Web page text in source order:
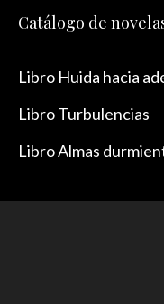
Catálogo de
Libro Huida hacia
Libro Turbulencias
Libro Almas